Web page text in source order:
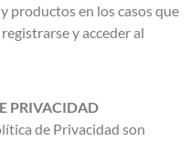
productos en los casos que
y acceder al
PRIVACIDAD
de Privacidad son